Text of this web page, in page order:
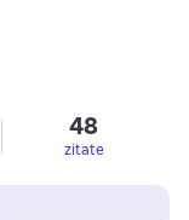
48
zitate